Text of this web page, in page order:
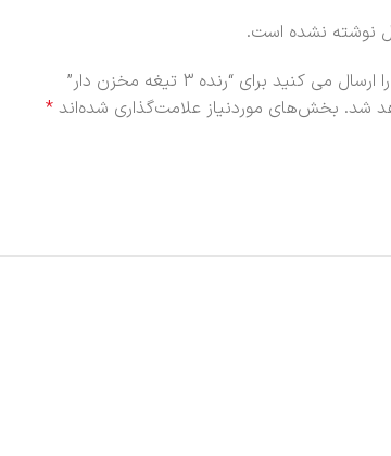
نوشته نشده است.
کنید برای “رنده 3 تیغه مخزن دار”
شد. بخش‌های موردنیاز علامت‌گذاری شده‌اند *